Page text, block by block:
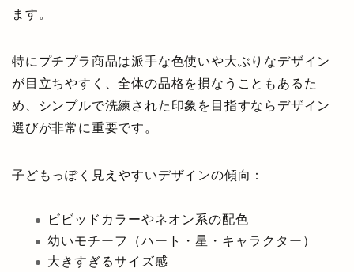
ます。
特にプチプラ商品は派手な色使いや大ぶりなデザイン
が目立ちやすく、全体の品格を損なうこともあるた
め、シンプルで洗練された印象を目指すならデザイン
選びが非常に重要です。
子どもっぽく見えやすいデザインの傾向：
ビビッドカラーやネオン系の配色
幼いモチーフ（ハート・星・キャラクター）
大きすぎるサイズ感